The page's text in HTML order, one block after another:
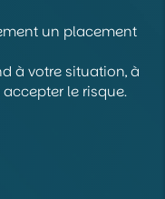
un placement
à votre situation, à
le risque.